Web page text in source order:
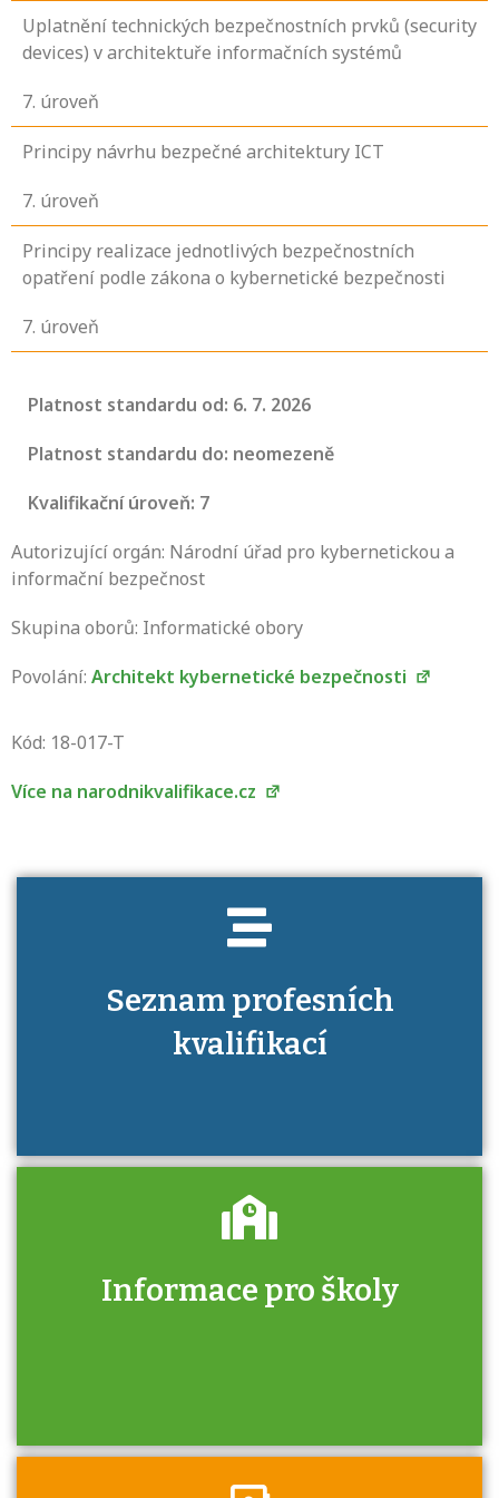
Uplatnění technických bezpečnostních prvků (security
devices) v architektuře informačních systémů
7. úroveň
Principy návrhu bezpečné architektury ICT
7. úroveň
Principy realizace jednotlivých bezpečnostních
opatření podle zákona o kybernetické bezpečnosti
7. úroveň
Platnost standardu od: 6. 7. 2026
Platnost standardu do: neomezeně
Kvalifikační úroveň: 7
Autorizující orgán: Národní úřad pro kybernetickou a
informační bezpečnost
Skupina oborů: Informatické obory
Povolání: Architekt kybernetické bezpečnosti
Kód: 18-017-T
Více na narodnikvalifikace.cz
Seznam profesních
kvalifikací
Víte, jaké dovednosti musíte pro danou
Informace pro školy
Zjistěte, jak se přihlásit ke zkoušce a kde